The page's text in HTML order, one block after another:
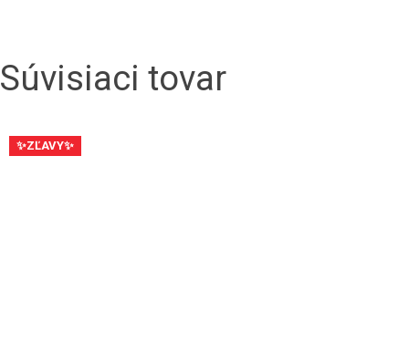
Súvisiaci tovar
✨ZĽAVY✨